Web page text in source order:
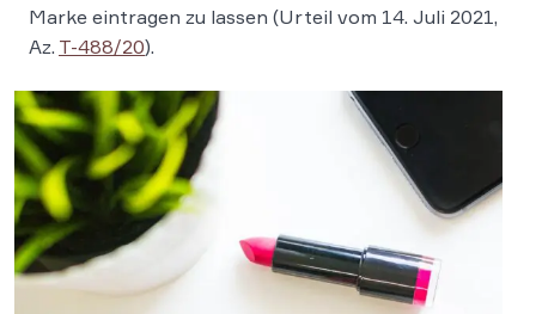
Marke eintragen zu lassen (Urteil vom 14. Juli 2021,
Az. T-488/20).